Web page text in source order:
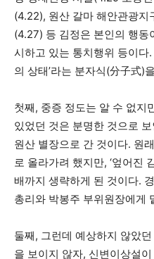
(4.22), 원산 갈마 해안관광지
(4.27) 등 김정은 본인의 행동
시하고 있는 통치행위 등이다
의 상태’라는 분자식(分子式)
첫째, 중증 정도는 알 수 없지
있었던 것은 분명한 것으로
원산 별장으로 간 것이다. 원
로 올라가려 했지만, ‘엎어진
배까지 생략하게 된 것이다.
총리와 박봉주 부위원장에게
둘째, 그런데 예상하지 않았
을 보이지 않자, 신변이상설